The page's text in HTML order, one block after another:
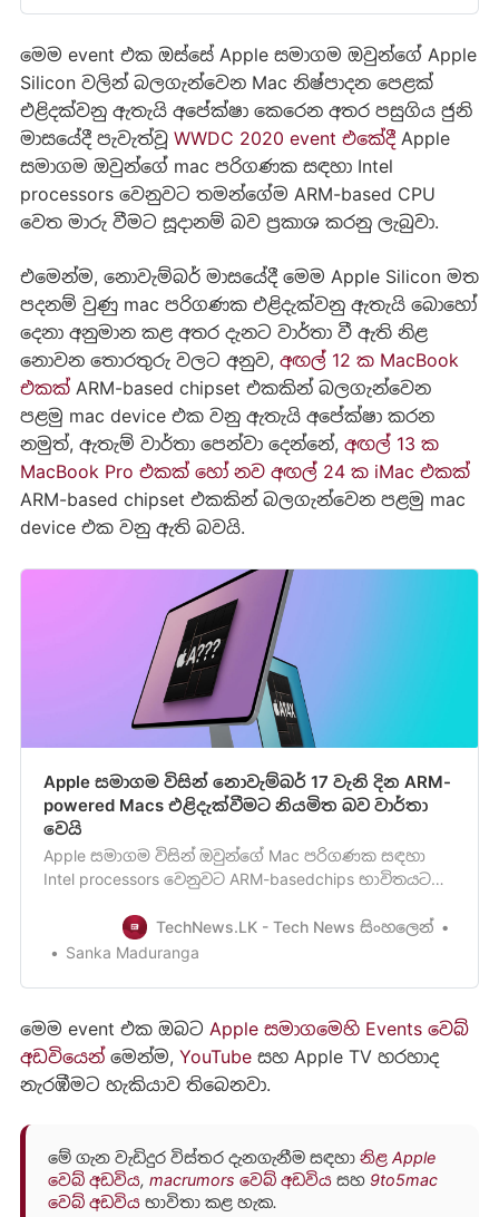
මෙම event එක ඔස්සේ Apple සමාගම ඔවුන්ගේ Apple
Silicon වලින් බලගැන්වෙන Mac නිෂ්පාදන පෙළක්
එළිදක්වනු ඇතැයි අපේක්ෂා කෙරෙන අතර පසුගිය ජුනි
මාසයේදී පැවැත්වූ WWDC 2020 event එකේදීApple
සමාගම ඔවුන්ගේ mac පරිගණක සඳහා Intel
processors වෙනුවට තමන්ගේම ARM-based CPU
වෙත මාරු වීමට සූදානම් බව ප්‍රකාශ කරනු ලැබුවා.
එමෙන්ම, නොවැම්බර් මාසයේදී මෙම Apple Silicon මත
පදනම් වුණු mac පරිගණක එළිදැක්වනු ඇතැයි බොහෝ
දෙනා අනුමාන කළ අතර දැනට වාර්තා වී ඇති නිළ
නොවන තොරතුරු වලට අනුව, අඟල් 12 ක MacBook
එකක්ARM-based chipset එකකින් බලගැන්වෙන
පළමු mac device එක වනු ඇතැයි අපේක්ෂා කරන
නමුත්, ඇතැම් වාර්තා පෙන්වා දෙන්නේ, අඟල් 13 ක
MacBook Pro එකක් හෝ නව අඟල් 24 ක iMac එකක්
ARM-based chipset එකකින් බලගැන්වෙන පළමු mac
device එක වනු ඇති බවයි.
Apple සමාගම විසින් නොවැම්බර් 17 වැනි දින ARM-
powered Macs එළිදැක්වීමට නියමිත බව වාර්තා
වෙයි
Apple සමාගම විසින් ඔවුන්ගේ Mac පරිගණක සඳහා
Intel processors වෙනුවට ARM-basedchips භාවිතයට
හරහා අප ඔබවදැනුවත් කළා මතක ඇති. Apple
ආයතනය විසින් Mac පරිගණක සඳහා Intel වෙනුවට
TechNews.LK - Tech News සිංහලෙන්
Sanka Maduranga
මෙම event එක ඔබට Apple සමාගමෙහි Events වෙබ්
අඩවියෙන්මෙන්ම, YouTubeසහ Apple TV හරහාද
නැරඹීමට හැකියාව තිබෙනවා.
මේ ගැන වැඩිදුර විස්තර දැනගැනීම සඳහා නිළ Apple
වෙබ් අඩවිය, macrumors වෙබ් අඩවියසහ 9to5mac
වෙබ් අඩවියභාවිතා කළ හැක.